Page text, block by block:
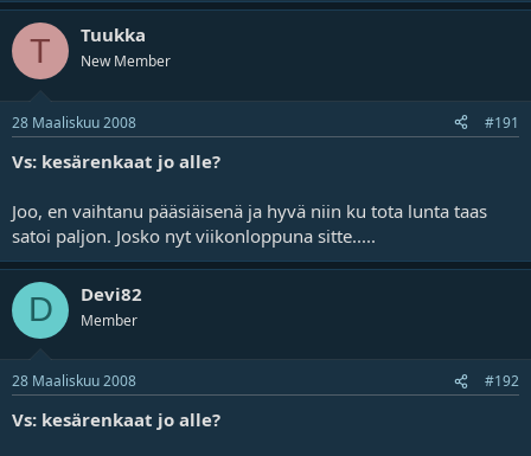
T Tuukka
New Member
28 Maaliskuu 2008 #191
Vs: kesärenkaat jo alle?
Joo, en vaihtanu pääsiäisenä ja hyvä niin ku tota lunta taas
satoi paljon. Josko nyt viikonloppuna sitte.....
D Devi82
Member
28 Maaliskuu 2008 #192
Vs: kesärenkaat jo alle?